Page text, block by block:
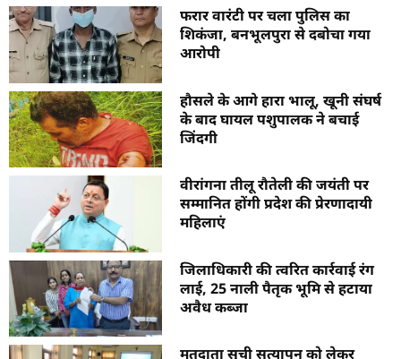
फरार वारंटी पर चला पुलिस का
शिकंजा, बनभूलपुरा से दबोचा गया
आरोपी
हौसले के आगे हारा भालू, खूनी संघर्ष
के बाद घायल पशुपालक ने बचाई
जिंदगी
वीरांगना तीलू रौतेली की जयंती पर
सम्मानित होंगी प्रदेश की प्रेरणादायी
महिलाएं
जिलाधिकारी की त्वरित कार्रवाई रंग
लाई, 25 नाली पैतृक भूमि से हटाया
अवैध कब्जा
मतदाता सूची सत्यापन को लेकर